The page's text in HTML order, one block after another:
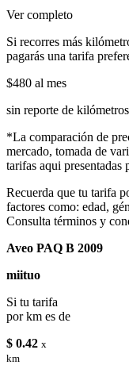
Ver completo
Si recorres más
pagarás una tarifa
$480 al mes
sin reporte de kilómetros
*La comparación de
mercado, tomada de
tarifas aqui presentadas
Recuerda que tu tarifa
factores como: edad,
Consulta términos y
Aveo PAQ B 2009
miituo
Si tu tarifa
por km es de
$ 0.42 x
km